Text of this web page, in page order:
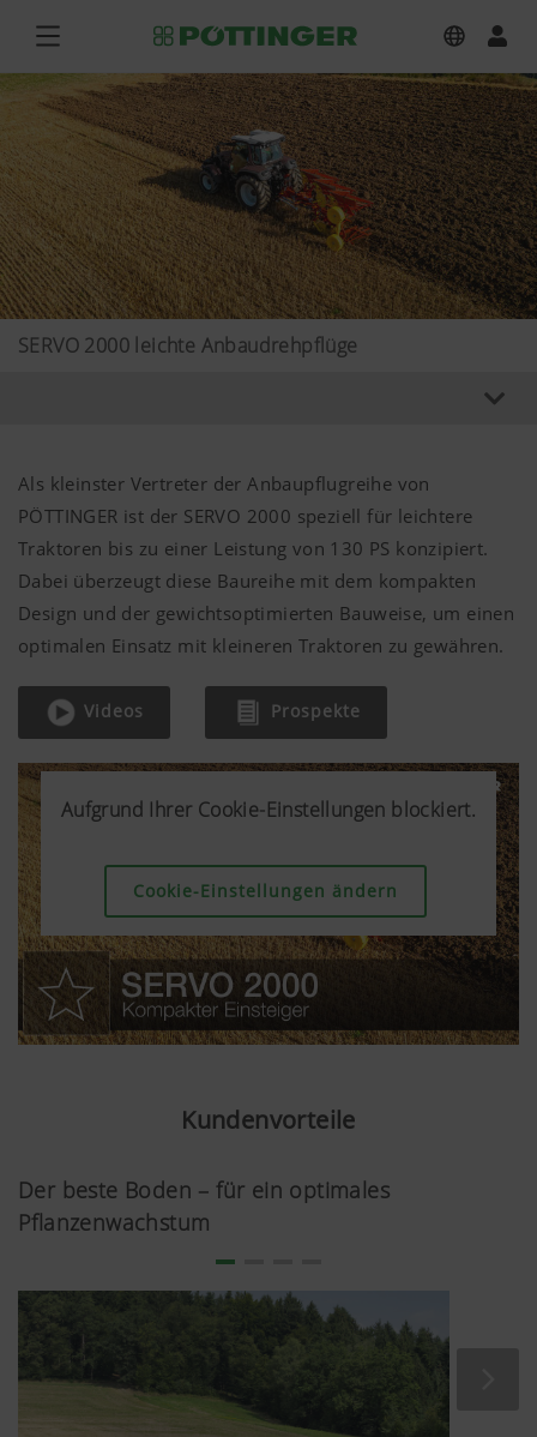
SERVO 2000 leichte Anbaudrehpflüge
Als kleinster Vertreter der Anbaupflugreihe von
PÖTTINGER ist der SERVO 2000 speziell für leichtere
Traktoren bis zu einer Leistung von 130 PS konzipiert.
Dabei überzeugt diese Baureihe mit dem kompakten
Design und der gewichtsoptimierten Bauweise, um einen
optimalen Einsatz mit kleineren Traktoren zu gewähren.
Videos Prospekte
Aufgrund Ihrer Cookie-Einstellungen blockiert.
Cookie-Einstellungen ändern
Aufgrund Ihrer Cookie-Einstellungen blockiert.
Cookie-Einstellungen ändern
Aufgrund Ihrer Cookie-Einstellungen blockiert.
Cookie-Einstellungen ändern
Kundenvorteile
Der beste Boden – für ein optimales
Pflanzenwachstum